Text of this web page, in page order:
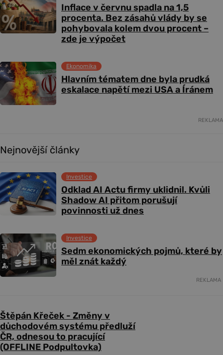
Inflace v červnu spadla na 1,5
procenta. Bez zásahů vlády by se
pohybovala kolem dvou procent –
zde je výpočet
Hlavním tématem dne byla prudká
eskalace napětí mezi USA a Íránem
Ekonomika
REKLAMA
Nejnovější články
Odklad AI Actu firmy uklidnil. Kvůli
Shadow AI přitom porušují
povinnosti už dnes
Investice
Sedm ekonomických pojmů, které by
měl znát každý
Investice
REKLAMA
Štěpán Křeček - Změny v
důchodovém systému předluží
ČR, odnesou to pracující
(OFFLINE Podpultovka)